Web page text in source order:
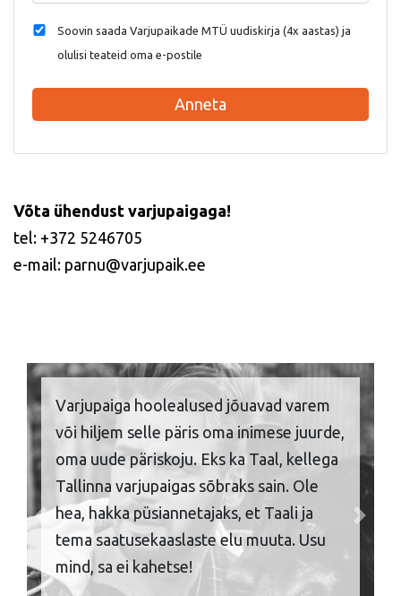
Soovin saada Varjupaikade MTÜ uudiskirja (4x aastas) ja
olulisi teateid oma e-postile
Anneta
Võta ühendust varjupaigaga!
tel: +372 5246705
e-mail: parnu@varjupaik.ee
Varjupaiga hoolealused jõuavad varem
või hiljem selle päris oma inimese juurde,
oma uude päriskoju. Eks ka Taal, kellega
Tallinna varjupaigas sõbraks sain. Ole
hea, hakka püsiannetajaks, et Taali ja
tema saatusekaaslaste elu muuta. Usu
mind, sa ei kahetse!
Previous Next